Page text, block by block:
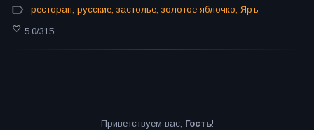
ресторан, русские, застолье, золотое яблочко, Яръ
5.0/315
Приветствуем вас, Гость!